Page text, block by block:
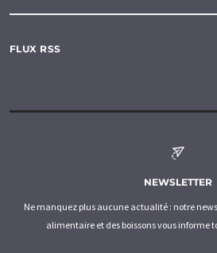
FLUX RSS
NEWSLETTER
Ne manquez plus aucune actualité : notre
alimentaire et des boissons vous informe